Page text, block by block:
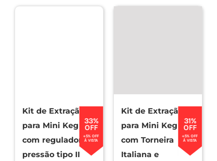
tem
na
página
do
produto
33%
OFF
+5% OFF
À VISTA
Kit de Extração
para Mini Keg
com regulador de
pressão tipo II
31%
OFF
+5% OFF
À VISTA
Kit de Extração
para Mini Keg
com Torneira
Italiana e